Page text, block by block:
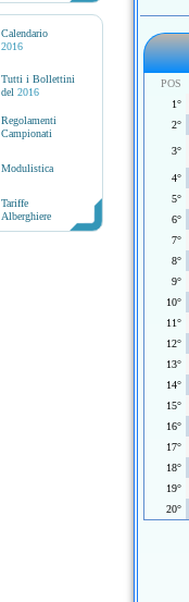
Calendario
2016
Tutti i Bollettini
del 2016
Regolamenti
Campionati
Modulistica
Tariffe
Alberghiere
POS
1°
2°
3°
4°
5°
6°
7°
8°
9°
10°
11°
12°
13°
14°
15°
16°
17°
18°
19°
20°